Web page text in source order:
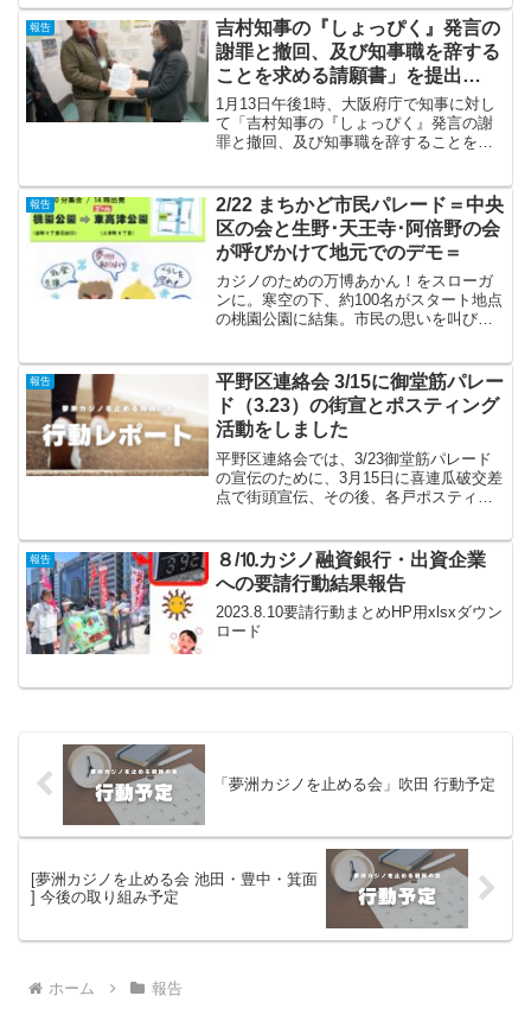
報告
吉村知事の『しょっぴく』発言の
謝罪と撤回、及び知事職を辞する
ことを求める請願書」を提出
（1/13）と教育庁からの回答
（1/21）
1月13日午後1時、大阪府庁で知事に対し
て「吉村知事の『しょっぴく』発言の謝
罪と撤回、及び知事職を辞することを求
は広報広聴課の職員２人。山川事務局長
が請願の趣旨を説明、...
報告
2/22 まちかど市民パレード＝中央
区の会と生野･天王寺･阿倍野の会
が呼びかけて地元でのデモ＝
カジノのための万博あかん！をスローガ
ンに。寒空の下、約100名がスタート地点
の桃園公園に結集。市民の思いを叫び、
「カジノで大阪､壊さんといて！」「夢洲
あぶない。子どもら...
報告
平野区連絡会 3/15に御堂筋パレー
ド（3.23）の街宣とポスティング
活動をしました
平野区連絡会では、3/23御堂筋パレード
の宣伝のために、3月15日に喜連瓜破交差
点で街頭宣伝、その後、各戸ポスティン
が、市民連合の人達を含め8名の方が現地
に集まって...
報告
８/⒑カジノ融資銀行・出資企業
への要請行動結果報告
2023.8.10要請行動まとめHP用xlsxダウン
ロード
「夢洲カジノを止める会」吹田 行動予定
[夢洲カジノを止める会 池田・豊中・箕面
] 今後の取り組み予定
ホーム 報告